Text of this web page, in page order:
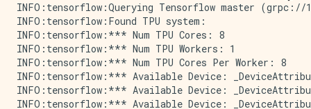
INFO:tensorflow:Querying Tensorflow master (grpc://
INFO:tensorflow:Found TPU system:
INFO:tensorflow:*** Num TPU Cores: 8
INFO:tensorflow:*** Num TPU Workers: 1
INFO:tensorflow:*** Num TPU Cores Per Worker: 8
INFO:tensorflow:*** Available Device:
INFO:tensorflow:*** Available Device:
INFO:tensorflow:*** Available Device: